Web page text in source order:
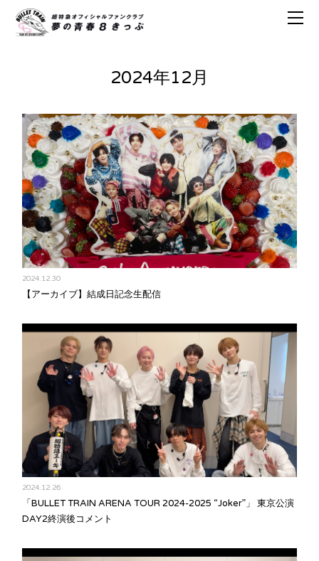
2024年12月
2024.12.30
【アーカイブ】結成日記念生配信
2024.12.26
「BULLET TRAIN ARENA TOUR 2024-2025 “Joker”」 東京公演
DAY2終演後コメント